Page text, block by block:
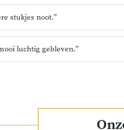
stukjes noot.”
luchtig gebleven.”